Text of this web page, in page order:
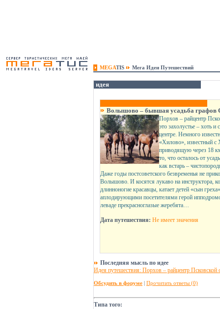
MEGATIS Мега Идеи Путешествий
идея
Волышово – бывшая усадьба графов
Порхов – райцентр
это захолустье – хоть
центре. Немного
«Хилово», известный с
приводящую через 18
то, что осталось от
как встарь –
Даже годы постсоветского безвременья не
Волышово. И косятся лукаво на инструктора,
длинноногие красавцы, катает детей «сын
аплодирующими посетителями герой
леваде прекрасноглазые жеребята…
Дата путешествия: Не имеет значения
Последняя мысль по идее
Идея путешествия: Порхов – райцентр Псковской
Обсудить в форуме | Прочитать ответы (0)
Типа того: